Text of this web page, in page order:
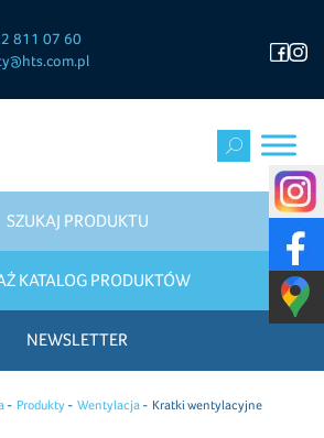
811 07 60
SZUKAJ PRODUKTU
KATALOG PRODUKTÓW
NEWSLETTER
Produkty Wentylacja Kratki wentylacyjne